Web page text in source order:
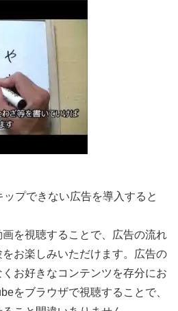
プできない広告を導入すると
を視聴することで、広告の流れ
お楽しみいただけます。広告の
お好きなコンテンツを存分にお
をブラウザで視聴することで、